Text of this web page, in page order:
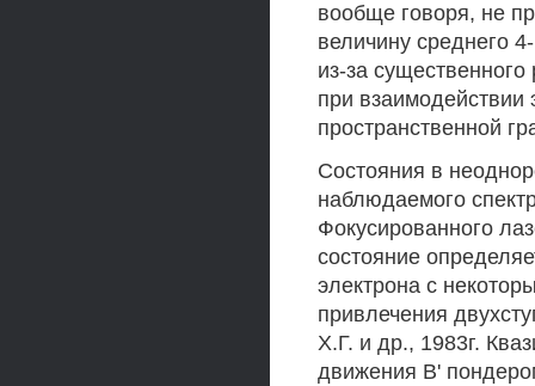
вообще говоря, не
величину среднего
из-за
при
пространственной
Состояния в
наблюдаемого
Фокусированного
состояние
электрона с
привлечения
Х.Г. и др., 1983г.
движения В'